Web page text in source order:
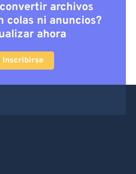
archivos
colas ni anuncios?
ahora
Inscribirse